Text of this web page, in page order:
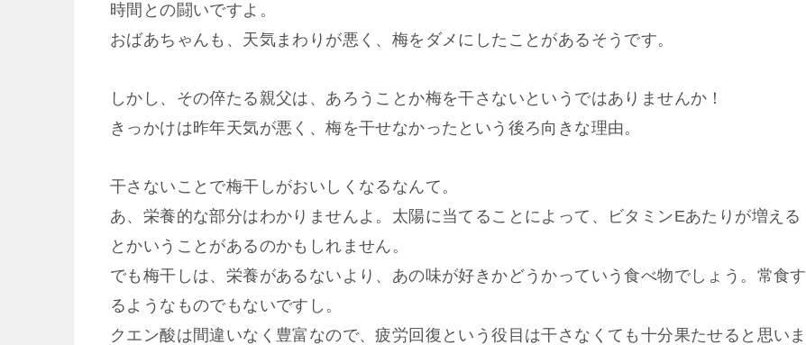
時間との闘いですよ。
おばあちゃんも、天気まわりが悪く、梅をダメにしたことがあるそうです。
しかし、その倅たる親父は、あろうことか梅を干さないというではありませんか！
きっかけは昨年天気が悪く、梅を干せなかったという後ろ向きな理由。
干さないことで梅干しがおいしくなるなんて。
あ、栄養的な部分はわかりませんよ。太陽に当てることによって、ビタミンEあたりが増える
とかいうことがあるのかもしれません。
でも梅干しは、栄養があるないより、あの味が好きかどうかっていう食べ物でしょう。常食す
るようなものでもないですし。
クエン酸は間違いなく豊富なので、疲労回復という役目は干さなくても十分果たせると思いま